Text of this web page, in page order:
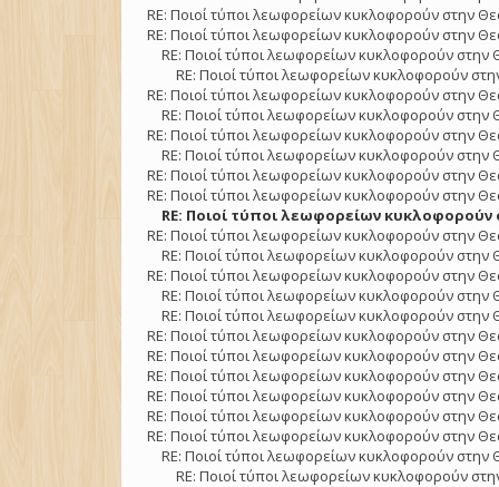
RE: Ποιοί τύποι λεωφορείων κυκλοφορούν στην
RE: Ποιοί τύποι λεωφορείων κυκλοφορούν στην
RE: Ποιοί τύποι λεωφορείων κυκλοφορούν στην
RE: Ποιοί τύποι λεωφορείων κυκλοφορούν
RE: Ποιοί τύποι λεωφορείων κυκλοφορούν στην
RE: Ποιοί τύποι λεωφορείων κυκλοφορούν στην
RE: Ποιοί τύποι λεωφορείων κυκλοφορούν στην
RE: Ποιοί τύποι λεωφορείων κυκλοφορούν στην
RE: Ποιοί τύποι λεωφορείων κυκλοφορούν στην
RE: Ποιοί τύποι λεωφορείων κυκλοφορούν στην
RE: Ποιοί τύποι λεωφορείων κυκλοφορούν
RE: Ποιοί τύποι λεωφορείων κυκλοφορούν στην
RE: Ποιοί τύποι λεωφορείων κυκλοφορούν στην
RE: Ποιοί τύποι λεωφορείων κυκλοφορούν στην
RE: Ποιοί τύποι λεωφορείων κυκλοφορούν στην
RE: Ποιοί τύποι λεωφορείων κυκλοφορούν στην
RE: Ποιοί τύποι λεωφορείων κυκλοφορούν στην
RE: Ποιοί τύποι λεωφορείων κυκλοφορούν στην
RE: Ποιοί τύποι λεωφορείων κυκλοφορούν στην
RE: Ποιοί τύποι λεωφορείων κυκλοφορούν στην
RE: Ποιοί τύποι λεωφορείων κυκλοφορούν στην
RE: Ποιοί τύποι λεωφορείων κυκλοφορούν στην
RE: Ποιοί τύποι λεωφορείων κυκλοφορούν στην
RE: Ποιοί τύποι λεωφορείων κυκλοφορούν